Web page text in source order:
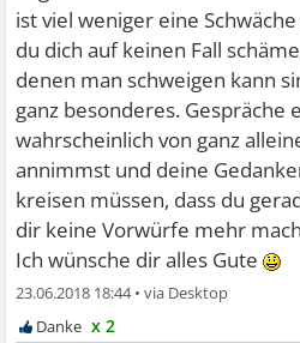
ist viel weniger eine
du dich auf keinen Fall
denen man schweigen kann
ganz besonderes. Gespräche
wahrscheinlich von ganz
annimmst und deine
kreisen müssen, dass du
dir keine Vorwürfe mehr
Ich wünsche dir alles Gute
23.06.2018 18:44•
x 2